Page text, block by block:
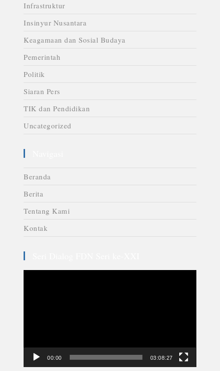
Infrastruktur
Insinyur Nusantara
Keagamaan dan Sosial Budaya
Pemerintah
Politik
Siaran Pers
TIK dan Pendidikan
Uncategorized
Beranda
Berita
Tentang Kami
Kontak
00:00 03:08:27